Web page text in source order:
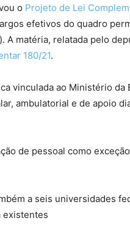
o Projeto de Lei
efetivos do quadro
A matéria, relatada pelo
180/21.
vinculada ao Ministério
ambulatorial e de apoio
de pessoal como
a seis universidades
existentes